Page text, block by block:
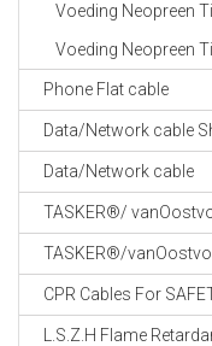
Voeding Neopreen
Voeding Neopreen
Phone Flat cable
Data/Network cable
Data/Network cable
TASKER®/
TASKER®/
CPR Cables For
L.S.Z.H Flame